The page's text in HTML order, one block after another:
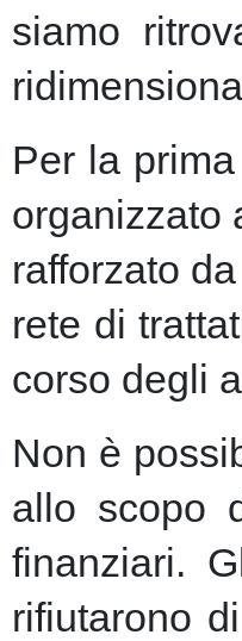
siamo
Per la
organizzato
rafforzato
rete di
corso degli
Non è
allo scopo
finanziari.
rifiutarono